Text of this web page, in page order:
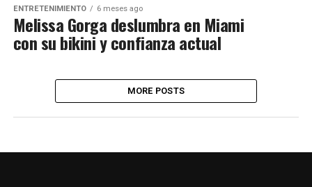
ENTRETENIMIENTO 6 meses ago
Melissa Gorga deslumbra en Miami
con su bikini y confianza actual
MORE POSTS